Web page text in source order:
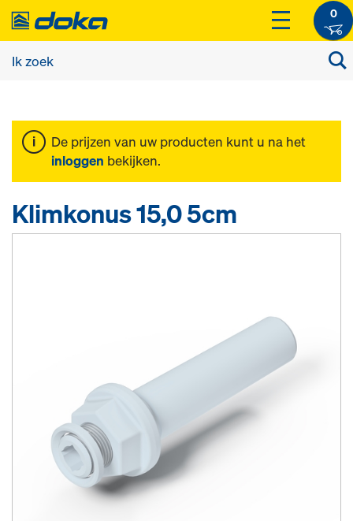
0
De prijzen van uw producten kunt u na het
inloggen bekijken.
Klimkonus 15,0 5cm